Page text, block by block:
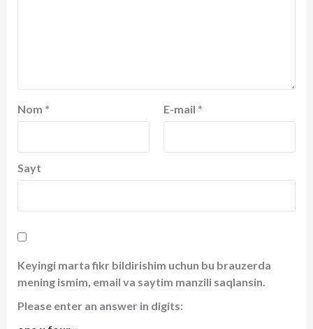
Nom * E-mail *
Sayt
Keyingi marta fikr bildirishim uchun bu brauzerda
mening ismim, email va saytim manzili saqlansin.
Please enter an answer in digits: